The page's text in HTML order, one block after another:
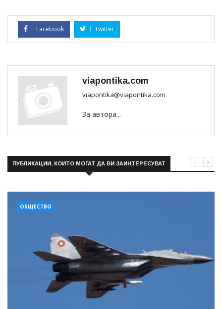
Facebook Twitter
viapontika.com
viapontika@viapontika.com
За автора...
ПУБЛИКАЦИИ, КОИТО МОГАТ ДА ВИ ЗАИНТЕРЕСУВАТ
ОБЩЕСТВО